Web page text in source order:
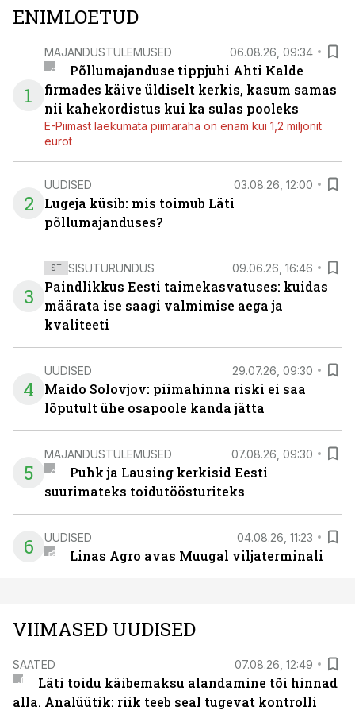
ENIMLOETUD
1
MAJANDUSTULEMUSED 06.08.26, 09:34
Põllumajanduse tippjuhi Ahti Kalde
firmades käive üldiselt kerkis, kasum samas
nii kahekordistus kui ka sulas pooleks
E-Piimast laekumata piimaraha on enam kui 1,2 miljonit
eurot
2
UUDISED 03.08.26, 12:00
Lugeja küsib: mis toimub Läti
põllumajanduses?
3
ST SISUTURUNDUS 09.06.26, 16:46
Paindlikkus Eesti taimekasvatuses: kuidas
määrata ise saagi valmimise aega ja
kvaliteeti
4
UUDISED 29.07.26, 09:30
Maido Solovjov: piimahinna riski ei saa
lõputult ühe osapoole kanda jätta
5
MAJANDUSTULEMUSED 07.08.26, 09:30
Puhk ja Lausing kerkisid Eesti
suurimateks toidutöösturiteks
6 UUDISED 04.08.26, 11:23
Linas Agro avas Muugal viljaterminali
VIIMASED UUDISED
SAATED 07.08.26, 12:49
Läti toidu käibemaksu alandamine tõi hinnad
alla. Analüütik: riik teeb seal tugevat kontrolli